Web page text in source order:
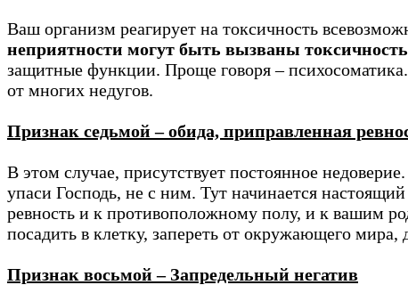
Ваш организм реагирует на токсичность
неприятности могут быть вызваны
защитные функции. Проще говоря –
от многих недугов.
Признак седьмой – обида, приправленная
В этом случае, присутствует постоянное
упаси Господь, не с ним. Тут начинается
ревность и к противоположному полу, и к вашим
посадить в клетку, запереть от окружающего мира,
Признак восьмой – Запредельный негатив